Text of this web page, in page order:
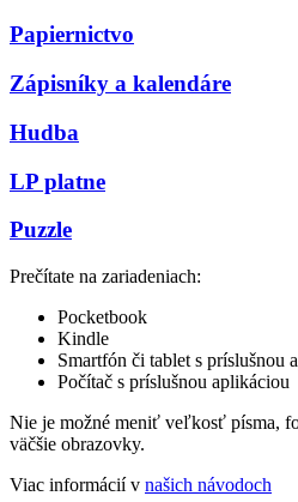
Papiernictvo
Zápisníky a kalendáre
Hudba
LP platne
Puzzle
Prečítate na zariadeniach:
Pocketbook
Kindle
Smartfón či tablet s príslušnou
Počítač s príslušnou aplikáciou
Nie je možné meniť veľkosť písma,
väčšie obrazovky.
Viac informácií v našich návodoch